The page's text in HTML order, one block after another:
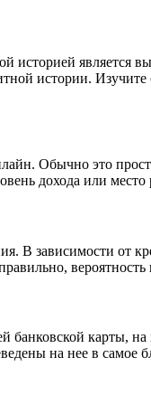
историей является
истории.
Обычно это
дохода или
В зависимости от
банковской карты,
на нее в